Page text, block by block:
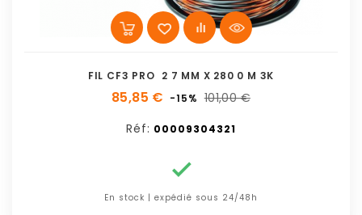
FIL CF3 PRO  2 7 MM X 280 0 M 3K
85,85 € -15% 101,00 €
Réf: 00009304321

En stock | expédié sous 24/48h